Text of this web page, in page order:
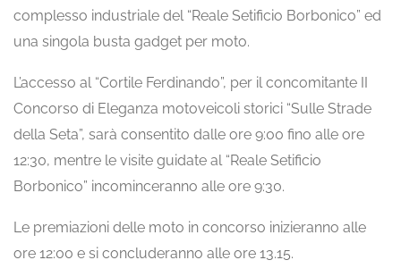
complesso industriale del “Reale Setificio Borbonico” ed
una singola busta gadget per moto.
L’accesso al “Cortile Ferdinando”, per il concomitante II
Concorso di Eleganza motoveicoli storici “Sulle Strade
della Seta”, sarà consentito dalle ore 9:00 fino alle ore
12:30, mentre le visite guidate al “Reale Setificio
Borbonico” incominceranno alle ore 9:30.
Le premiazioni delle moto in concorso inizieranno alle
ore 12:00 e si concluderanno alle ore 13.15.